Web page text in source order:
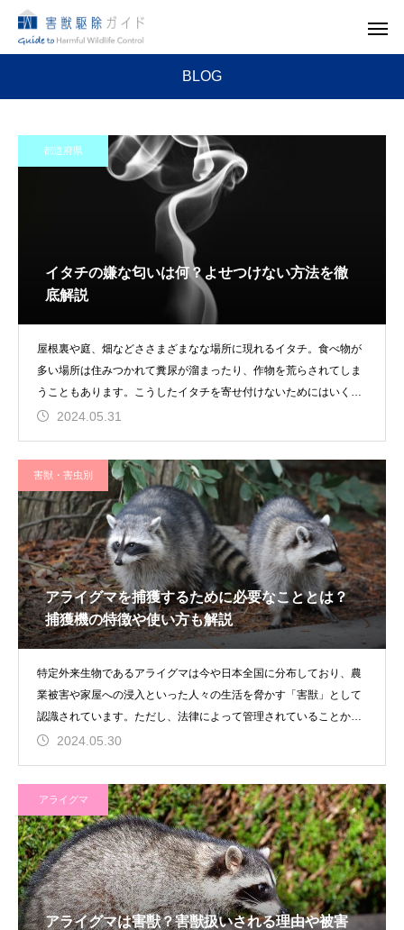
BLOG
都道府県
イタチの嫌な匂いは何？よせつけない方法を徹
底解説
屋根裏や庭、畑などささまざまなな場所に現れるイタチ。食べ物が
多い場所は住みつかれて糞尿が溜まったり、作物を荒らされてしま
うこともあります。こうしたイタチを寄せ付けないためにはいくつ
か方法がありますが
2024.05.31
害獣・害虫別
アライグマを捕獲するために必要なこととは？
捕獲機の特徴や使い方も解説
特定外来生物であるアライグマは今や日本全国に分布しており、農
業被害や家屋への浸入といった人々の生活を脅かす「害獣」として
認識されています。ただし、法律によって管理されていることか
ら、基本的に
2024.05.30
アライグマ
アライグマは害獣？害獣扱いされる理由や被害